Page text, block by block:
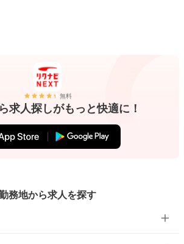
無料
求人探しがもっと快適に！
務地から求人を探す